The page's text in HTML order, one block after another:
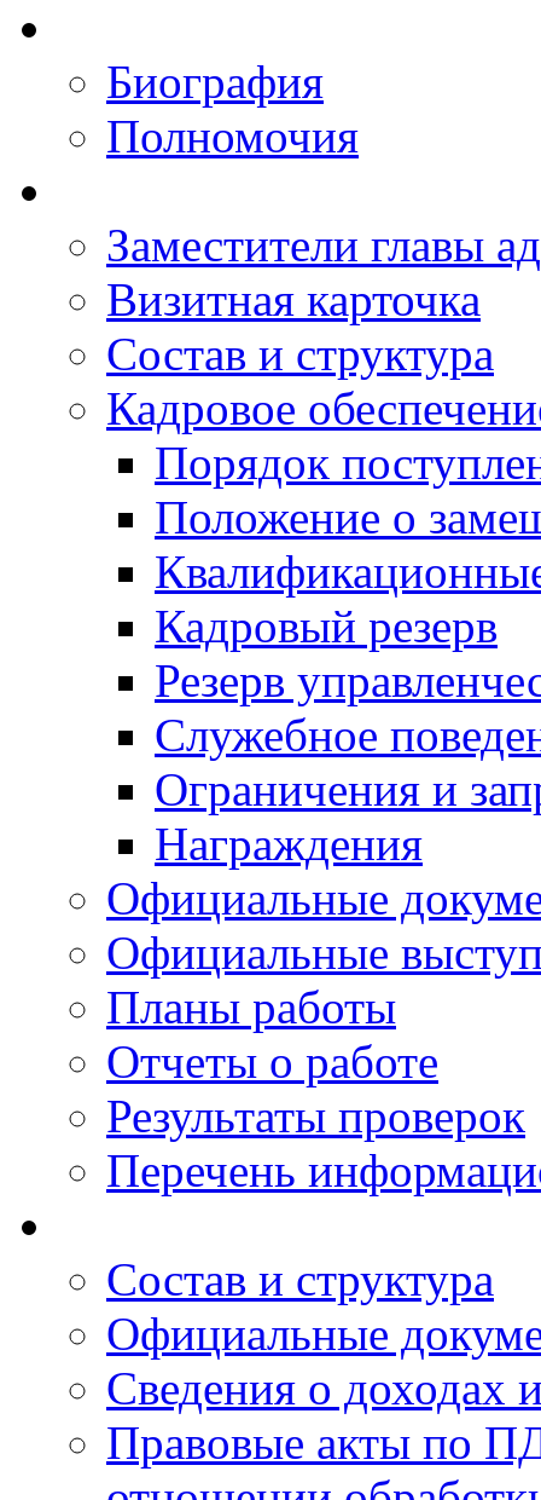
Биография
Полномочия
Заместители главы
Визитная карточка
Состав и структура
Кадровое
Порядок
Положение о
Кадровый резерв
Резерв
Служебное
Ограничения и
Награждения
Официальные
Официальные
Планы работы
Отчеты о работе
Результаты проверок
Перечень
Состав и структура
Официальные
Сведения о доходах
Правовые акты по